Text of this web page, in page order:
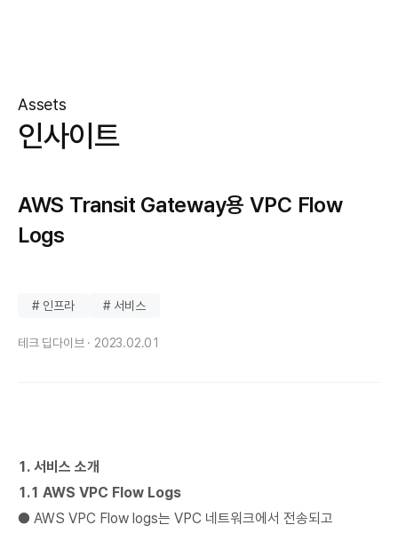
Assets
인사이트
AWS Transit Gateway용 VPC Flow
Logs
# 인프라 # 서비스
테크 딥다이브 · 2023.02.01
1. 서비스 소개
1.1 AWS VPC Flow Logs
● AWS VPC Flow logs는 VPC 네트워크에서 전송되고